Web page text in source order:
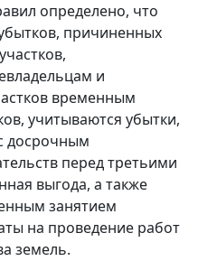
определено, что
причиненных
и
временным
учитываются убытки,
досрочным
перед третьими
выгода, а также
занятием
на проведение работ
земель.